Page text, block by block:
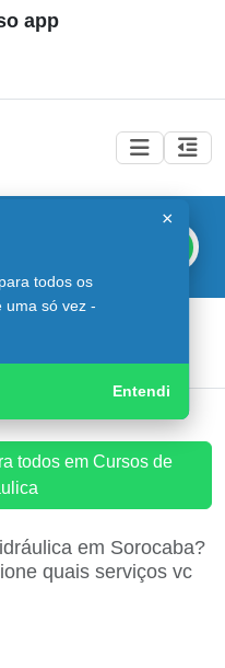
app
em Sorocaba
Cursos de Hidráulica
todos em Cursos de
×
todos os
uma só vez -
Entendi
em Sorocaba?
quais serviços vc